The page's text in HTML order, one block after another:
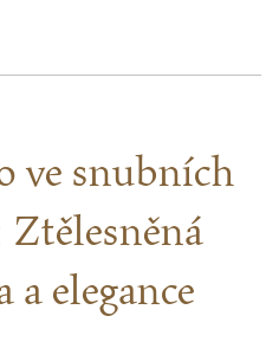
ve snubních
Ztělesněná
elegance